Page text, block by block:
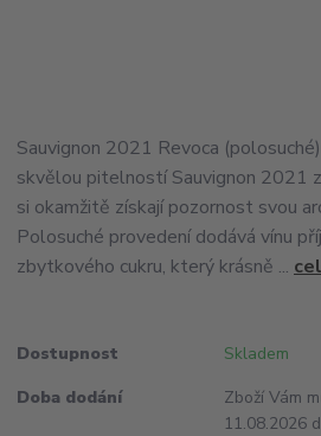
Sauvignon 2021 Revoca
skvělou pitelností Sauvignon 2021
si okamžitě získají pozornost svou
Polosuché provedení dodává vínu
zbytkového cukru, který krásně ...
Dostupnost
Skladem
Doba dodání
Zboží Vám
11.08.2026